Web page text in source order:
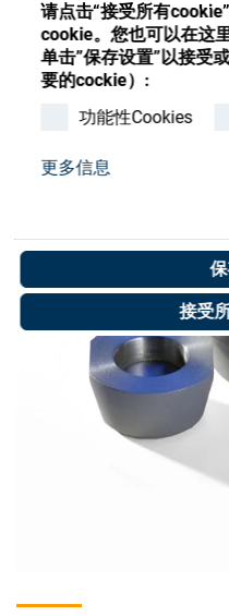
请点击“接受所有
cookie。您也可以在这
单击”保存设置”以接受
要的cockie）:
功能性Cookies
更多信息
接受
加入我们
Store
注册